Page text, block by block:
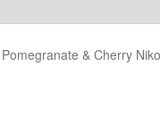
& Cherry